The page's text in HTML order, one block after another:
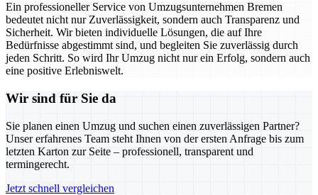
Ein professioneller Service von Umzugsunternehmen Bremen
bedeutet nicht nur Zuverlässigkeit, sondern auch Transparenz und
Sicherheit. Wir bieten individuelle Lösungen, die auf Ihre
Bedürfnisse abgestimmt sind, und begleiten Sie zuverlässig durch
jeden Schritt. So wird Ihr Umzug nicht nur ein Erfolg, sondern auch
eine positive Erlebniswelt.
Wir sind für Sie da
Sie planen einen Umzug und suchen einen zuverlässigen Partner?
Unser erfahrenes Team steht Ihnen von der ersten Anfrage bis zum
letzten Karton zur Seite – professionell, transparent und
termingerecht.
Jetzt schnell vergleichen